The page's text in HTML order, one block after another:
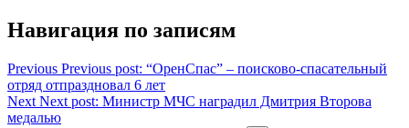
Навигация по записям
Previous Previous post: “ОренСпас” – поисково-спасательный
отряд отпраздновал 6 лет
Next Next post: Министр МЧС наградил Дмитрия Второва
медалью